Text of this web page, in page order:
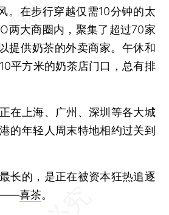
。在步行穿越仅需10分钟的太
两大商圈内，聚集了超过70家
提供奶茶的外卖商家。午休和
平方米的奶茶店门口，总有排
上海、广州、深圳等各大城
的年轻人周末特地相约过关到
的，是正在被资本狂热追逐
——喜茶。